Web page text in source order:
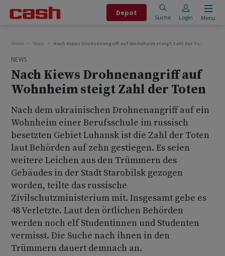
Depot
Suche Login Menu
Home News Nach Kiews Drohnenangriff auf Wohnheim steigt Zahl der Toten
NEWS
Nach Kiews Drohnenangriff auf
Wohnheim steigt Zahl der Toten
Nach dem ukrainischen Drohnenangriff auf ein
Wohnheim einer Berufsschule im russisch
besetzten Gebiet Luhansk ist die Zahl der Toten
laut Behörden auf zehn gestiegen. Es seien
weitere Leichen aus den Trümmern des
Gebäudes in der Stadt Starobilsk gezogen
worden, teilte das russische
Zivilschutzministerium mit. Insgesamt gebe es
48 Verletzte. Laut den örtlichen Behörden
werden noch elf Studentinnen und Studenten
vermisst. Die Suche nach ihnen in den
Trümmern dauert demnach an.